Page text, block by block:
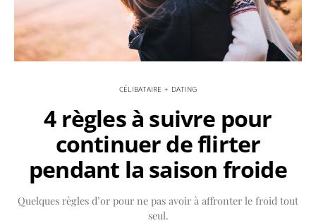
CÉLIBATAIRE + DATING
4 règles à suivre pour
continuer de flirter
pendant la saison froide
Quelques règles d’or pour ne pas avoir à affronter le froid tout
seul.